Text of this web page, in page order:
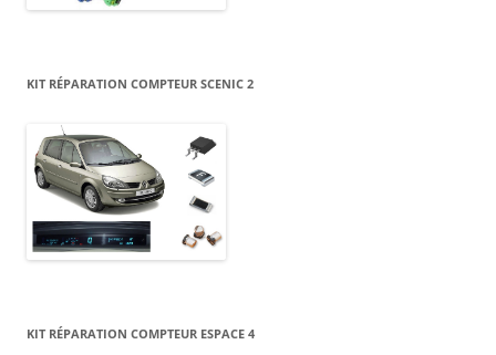
KIT RÉPARATION COMPTEUR SCENIC 2
KIT RÉPARATION COMPTEUR ESPACE 4